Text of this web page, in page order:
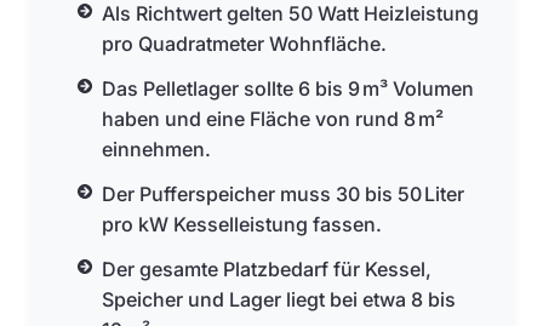
Als Richtwert gelten 50 Watt Heizleistung
pro Quadratmeter Wohnfläche.
Das Pelletlager sollte 6 bis 9 m³ Volumen
haben und eine Fläche von rund 8 m²
einnehmen.
Der Pufferspeicher muss 30 bis 50 Liter
pro kW Kesselleistung fassen.
Der gesamte Platzbedarf für Kessel,
Speicher und Lager liegt bei etwa 8 bis